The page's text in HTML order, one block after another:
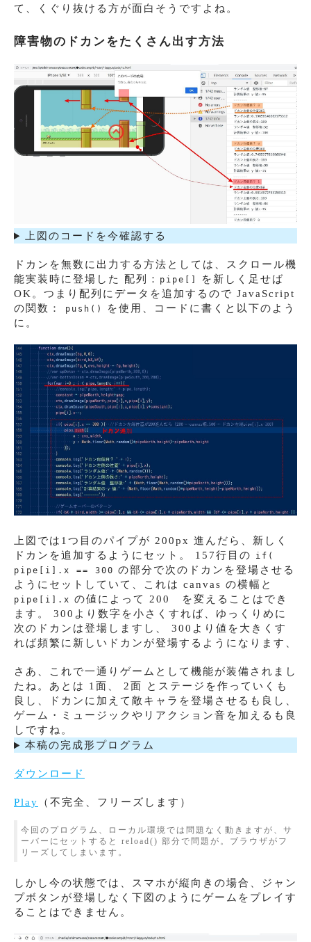
て、くぐり抜ける方が面白そうですよね。
障害物のドカンをたくさん出す方法
上図のコードを今確認する
ドカンを無数に出力する方法としては、スクロール機
能実装時に登場した 配列：
pipe[]
を新しく足せば
OK。つまり配列にデータを追加するので JavaScript
の関数：
push()
を使用、コードに書くと以下のよう
に。
上図では1つ目のパイプが 200px 進んだら、新しく
ドカンを追加するようにセット。 157行目の
if(
pipe[i].x == 300 の部分で次のドカンを登場させる
ようにセットしていて、これは canvas の横幅と
pipe[i].x の値によって 200 を変えることはでき
ます。 300より数字を小さくすれば、ゆっくりめに
次のドカンは登場しますし、 300より値を大きくす
れば頻繁に新しいドカンが登場するようになります、
さあ、これで一通りゲームとして機能が装備されまし
たね。あとは 1面、 2面 とステージを作っていくも
良し、ドカンに加えて敵キャラを登場させるも良し、
ゲーム・ミュージックやリアクション音を加えるも良
しですね。
本稿の完成形プログラム
ダウンロード
Play （不完全、フリーズします）
今回のプログラム、ローカル環境では問題なく動きますが、サ
ーバーにセットすると reload() 部分で問題が。ブラウザがフ
リーズしてしまいます。
しかし今の状態では、スマホが縦向きの場合、ジャン
プボタンが登場しなく下図のようにゲームをプレイす
ることはできません。